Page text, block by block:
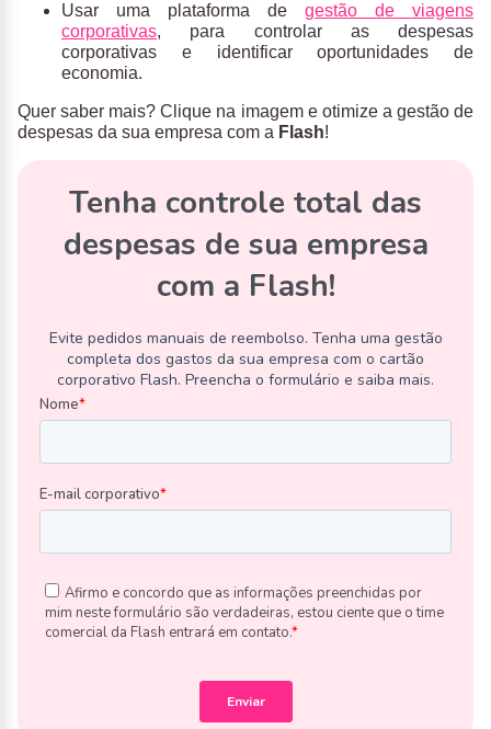
Usar uma plataforma de gestão de viagens
corporativas, para controlar as despesas
corporativas e identificar oportunidades de
economia.
Quer saber mais? Clique na imagem e otimize a gestão de
despesas da sua empresa com a Flash!